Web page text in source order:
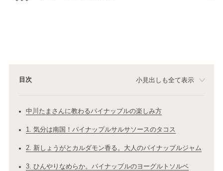
目次 小見出しも全て表示
中川たまさんに教わるパイナップルの楽しみ方
1. 気分は南国！パイナップルサルサソースのタコス
2. 新しょうがとカルダモン香る。大人のパイナップルジャム
3. ひんやりなめらか。パイナップルのヨーグルトソルベ